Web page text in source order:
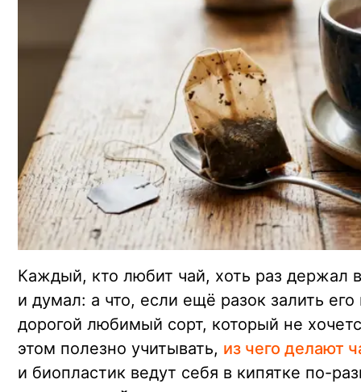
Каждый, кто любит чай, хоть раз держал
и думал: а что, если ещё разок залить
дорогой любимый сорт, который не
этом полезно учитывать, из чего делают
и биопластик ведут себя в кипятке по-